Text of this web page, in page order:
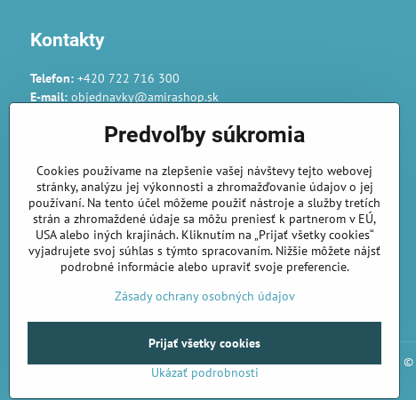
Kontakty
Telefon:+420 722 716 300
E-mail:objednavky@amirashop.sk
česky, anglicky, rusky, španělsky, polsky
Gairaca s.r.o.
74253 Kunín 348
Česká republika
Objednávky
Stav objednávky
©
Predvoľby súkromia
Cookies používame na zlepšenie vašej návštevy tejto webovej
stránky, analýzu jej výkonnosti a zhromažďovanie údajov o jej
používaní. Na tento účel môžeme použiť nástroje a služby tretích
strán a zhromaždené údaje sa môžu preniesť k partnerom v EÚ,
USA alebo iných krajinách. Kliknutím na „Prijať všetky cookies“
vyjadrujete svoj súhlas s týmto spracovaním. Nižšie môžete nájsť
podrobné informácie alebo upraviť svoje preferencie.
Zásady ochrany osobných údajov
Ukázať podrobnosti
Prijať všetky cookies